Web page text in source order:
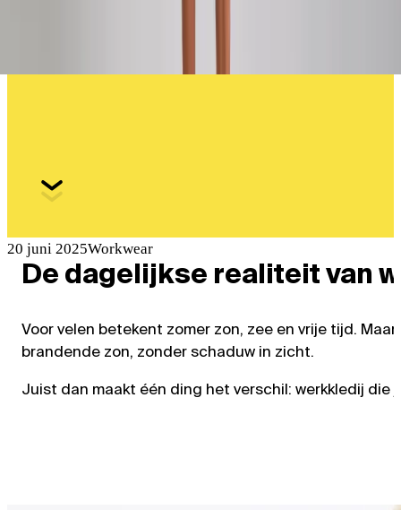
20 juni 2025Workwear
De dagelijkse realiteit van
Voor velen betekent zomer zon, zee en vrije tijd.
brandende zon, zonder schaduw in zicht.
Juist dan maakt één ding het verschil: werkkledij die